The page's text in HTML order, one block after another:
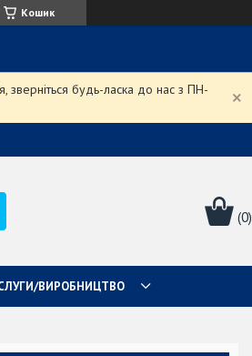
Кошик
будь-ласка до нас з ПН-
ВИРОБНИЦТВО